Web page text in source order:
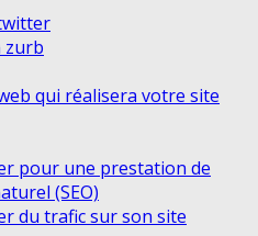
zurb
qui réalisera votre site
pour une prestation de
(SEO)
du trafic sur son site